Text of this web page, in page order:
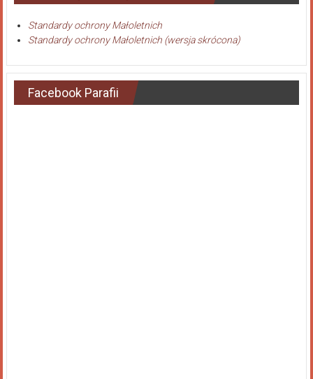
Standardy ochrony Małoletnich
Standardy ochrony Małoletnich (wersja skrócona)
Facebook Parafii